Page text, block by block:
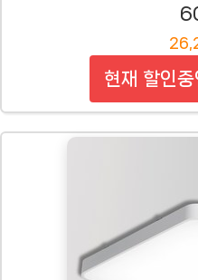
현재 할인중